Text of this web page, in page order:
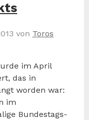
von Toros
im April
das in
worden war:
im
Bundestags-